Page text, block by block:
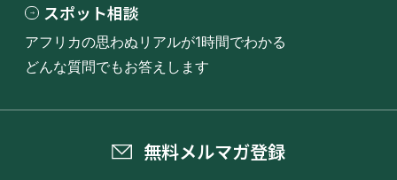
スポット相談
アフリカの思わぬリアルが1時間でわかる
どんな質問でもお答えします
無料メルマガ登録